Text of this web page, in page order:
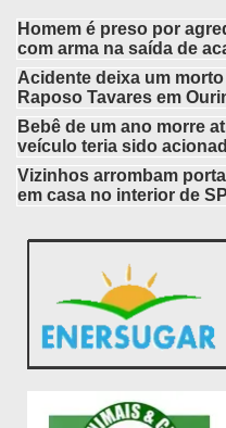
Homem é preso por
com arma na saída de
Acidente deixa um
Raposo Tavares em
Bebê de um ano morre
veículo teria sido
Vizinhos arrombam
em casa no interior de SP